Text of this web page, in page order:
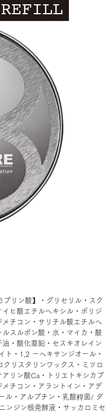
プリン酸】・グリセリル・スク
ヒ酸エチルヘキシル・ポリジ
チコン・サリチル酸エチルヘ
スルポン酸・水・マイカ・酸
・酸化亜鉛・セスキオレイン
ト・1,2 ーヘキサンジオール・
リスタリンワックス・ミツロ
リン酸Ca・トリエトキシカプ
チコン・アラントイン・アデ
ル・アルプチン・乳酸桿菌/ ダ
ンジン根発酵液・サッカロミセ